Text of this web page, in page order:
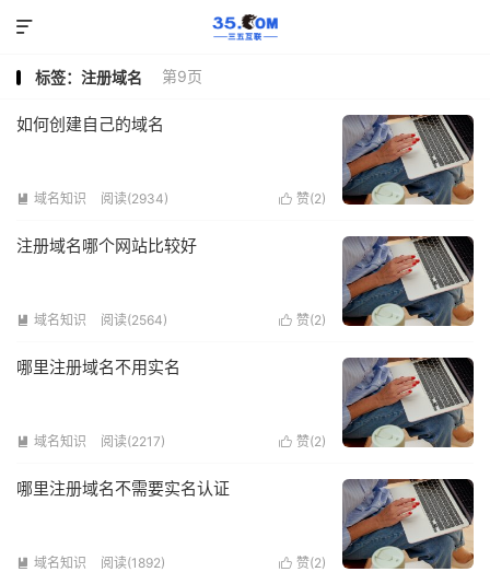

标签：注册域名 第9页
如何创建自己的域名
 域名知识 阅读(2934)  赞(2)
注册域名哪个网站比较好
 域名知识 阅读(2564)  赞(2)
哪里注册域名不用实名
 域名知识 阅读(2217)  赞(2)
哪里注册域名不需要实名认证
 域名知识 阅读(1892)  赞(2)